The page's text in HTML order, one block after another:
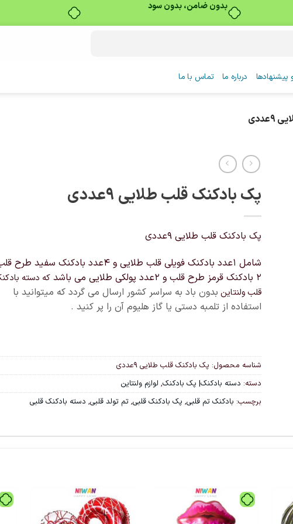
بدون ضامن، بدون سود
درباره ما تماس با ما
پک بادکنک قلب طلایی 9عددی
پک بادکنک قلب طلایی 9عددی
شامل 1عدد بادکنک فویلی قلب طلایی و 4عدد بادکنک سفید
2 بادکنک قرمز طرح قلب و 2عدد پولکی طلایی می باشد
که دسته
قلب ولنتاین بدون باد به سراسر کشور ارسال می گردد که میتوانید با
استفاده از تلمبه دستی یا گاز هلیوم آن را پر کنید .
شناسه محصول: پک بادکنک قلب طلایی 9عددی
دسته: دسته بادکنک| پک بادکنک, لوازم ولنتاین
برچسب: بادکنک تم قلبی, پک بادکنک قلبی, تم تولد قلبی, دسته بادکنک قلبی